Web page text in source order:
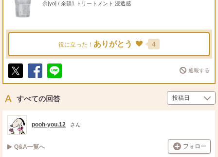
余[yo] / 余韻1 トリートメント 浸透感
役に立った！ ありがとう 4
ポ
ト
シ
ア
送
通報する
すべての回答
pooh-you.12 さん
Q&A一覧へ フォロー